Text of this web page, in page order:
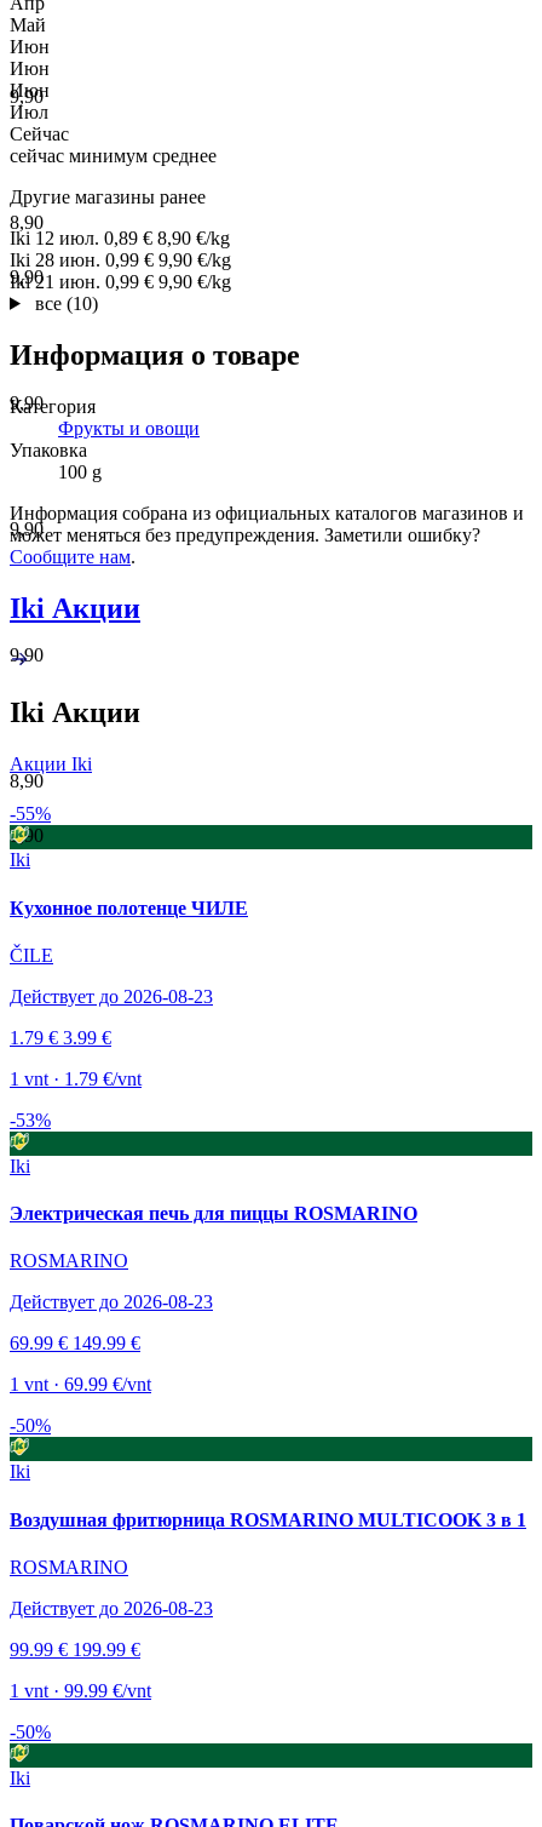
9,90
8,90
9,90
9,90
9,90
9,90
8,90
8,90
Май
Июн
Июн
Июн
Июл
Сейчас
сейчас минимум среднее
Другие магазины ранее
Iki 12 июл. 0,89 € 8,90 €/kg
Iki 28 июн. 0,99 € 9,90 €/kg
Iki21 июн. 0,99 € 9,90 €/kg
все (10)
Информация о товаре
Категория
Фрукты и овощи
Упаковка
100 g
Информация собрана из официальных каталогов магазинов и
может меняться без предупреждения. Заметили ошибку?
Сообщите нам.
Iki Акции
Iki Акции
Акции Iki
-55%
Iki
Кухонное полотенце ЧИЛЕ
ČILE
Действует до 2026-08-23
1.79 € 3.99 €
1 vnt · 1.79 €/vnt
-53%
Iki
Электрическая печь для пиццы ROSMARINO
ROSMARINO
Действует до 2026-08-23
69.99 € 149.99 €
1 vnt · 69.99 €/vnt
-50%
Iki
Воздушная фритюрница ROSMARINO MULTICOOK 3 в 1
ROSMARINO
Действует до 2026-08-23
99.99 € 199.99 €
1 vnt · 99.99 €/vnt
-50%
Iki